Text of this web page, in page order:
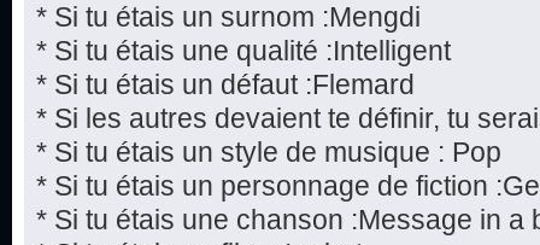
* Si tu étais un surnom :Mengdi
* Si tu étais une qualité :Intelligent
* Si tu étais un défaut :Flemard
* Si les autres devaient te définir, tu
* Si tu étais un style de musique : Pop
* Si tu étais un personnage de fiction
* Si tu étais une chanson :Message in a